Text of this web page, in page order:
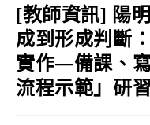
[教師資訊] 陽
成到形成判斷
實作—備課、
流程示範」研習